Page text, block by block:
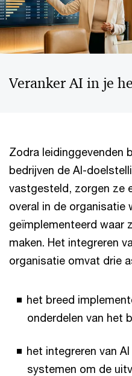
Veranker AI in je
Zodra leidinggevenden
bedrijven de AI-
vastgesteld, zorgen ze
overal in de organisatie
geïmplementeerd waar
maken. Het integreren
organisatie omvat drie
het breed
onderdelen van het
het integreren van
systemen om de